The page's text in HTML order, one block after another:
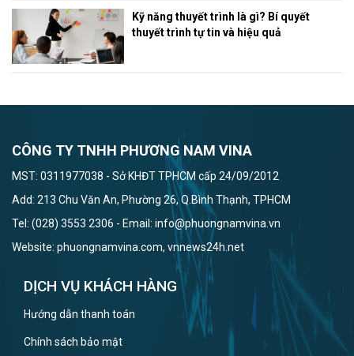
Kỹ năng thuyết trình là gì? Bí quyết
thuyết trình tự tin và hiệu quả
CÔNG TY TNHH PHƯƠNG NAM VINA
MST: 0311977038 - Sở KHĐT TPHCM cấp 24/09/2012
Add: 213 Chu Văn An, Phường 26, Q.Bình Thạnh, TPHCM
Tel: (028) 3553 2306 - Email: info@phuongnamvina.vn
Website: phuongnamvina.com, vnnews24h.net
DỊCH VỤ KHÁCH HÀNG
Hướng dẫn thanh toán
Chính sách bảo mật